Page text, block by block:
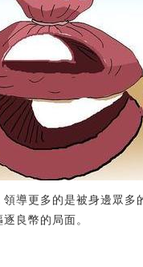
導更多的是被身邊眾
良幣的局面。